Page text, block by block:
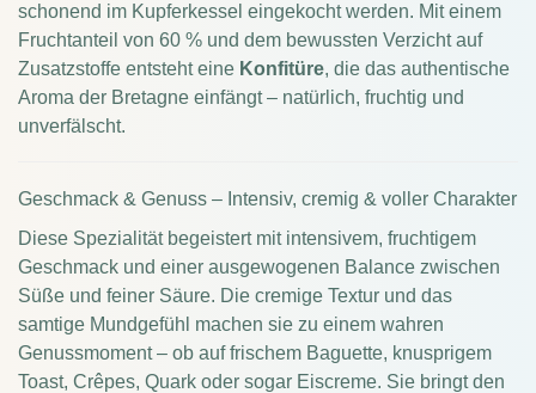
schonend im Kupferkessel eingekocht werden. Mit einem
Fruchtanteil von 60 % und dem bewussten Verzicht auf
Zusatzstoffe entsteht eine Konfitüre, die das authentische
Aroma der Bretagne einfängt – natürlich, fruchtig und
unverfälscht.
Geschmack & Genuss – Intensiv, cremig & voller Charakter
Diese Spezialität begeistert mit intensivem, fruchtigem
Geschmack und einer ausgewogenen Balance zwischen
Süße und feiner Säure. Die cremige Textur und das
samtige Mundgefühl machen sie zu einem wahren
Genussmoment – ob auf frischem Baguette, knusprigem
Toast, Crêpes, Quark oder sogar Eiscreme. Sie bringt den